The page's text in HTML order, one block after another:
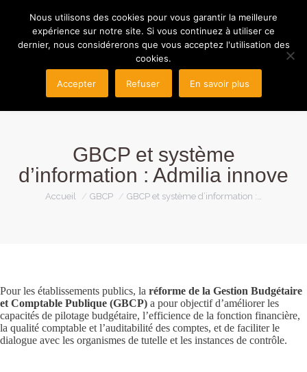
GBCP et système
d’information : Admilia innove
Vous êtes ici :
Accueil GBCP GBCP et système d’information :…
Pour les établissements publics, la réforme de la Gestion Budgétaire
et Comptable Publique (GBCP) a pour objectif d’améliorer les
capacités de pilotage budgétaire, l’efficience de la fonction financière,
la qualité comptable et l’auditabilité des comptes, et de faciliter le
dialogue avec les organismes de tutelle et les instances de contrôle.
Nous utilisons des cookies pour vous garantir la meilleure
expérience sur notre site. Si vous continuez à utiliser ce
dernier, nous considérerons que vous acceptez l'utilisation des
cookies.
Accepter Refuser En savoir plus